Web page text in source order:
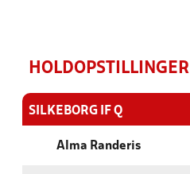
HOLDOPSTILLINGER
SILKEBORG IF Q
Alma Randeris